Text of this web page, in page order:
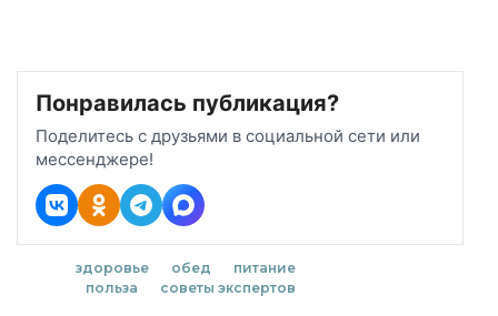
Понравилась публикация?
Поделитесь с друзьями в социальной сети или
мессенджере!
здоровье обед
питание
польза
советы экспертов